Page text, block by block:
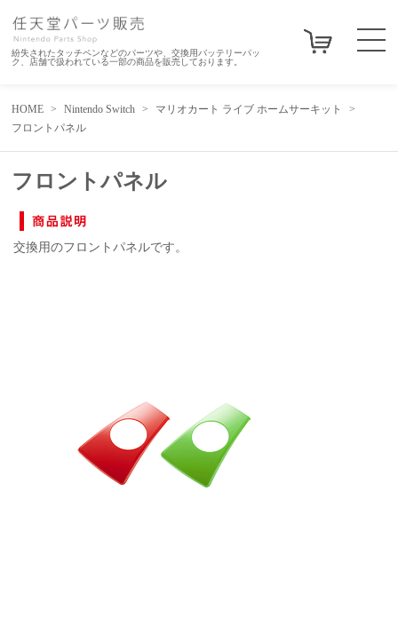
紛失されたタッチペンなどのパーツや、交換用バッテリーパッ
ク、店舗で扱われている一部の商品を販売しております。
HOME Nintendo Switch
マリオカート ライブ ホームサーキット
フロントパネル
フロントパネル
交換用のフロントパネルです。